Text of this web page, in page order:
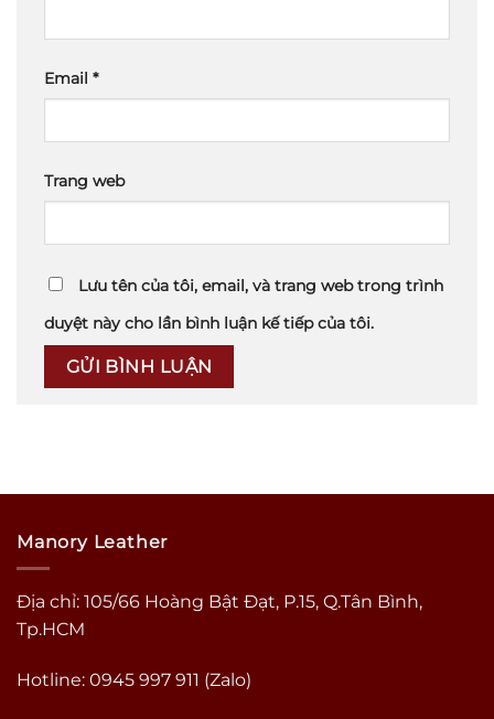
Email *
Trang web
Lưu tên của tôi, email, và trang web trong trình
duyệt này cho lần bình luận kế tiếp của tôi.
Manory Leather
Địa chỉ: 105/66 Hoàng Bật Đạt, P.15, Q.Tân Bình,
Tp.HCM
Hotline: 0945 997 911 (Zalo)